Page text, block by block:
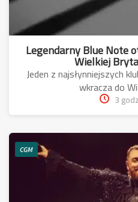
Legendarny Blue Note
Wielkiej
Jeden z najsłynniejszych
wkracza do
3
CGM